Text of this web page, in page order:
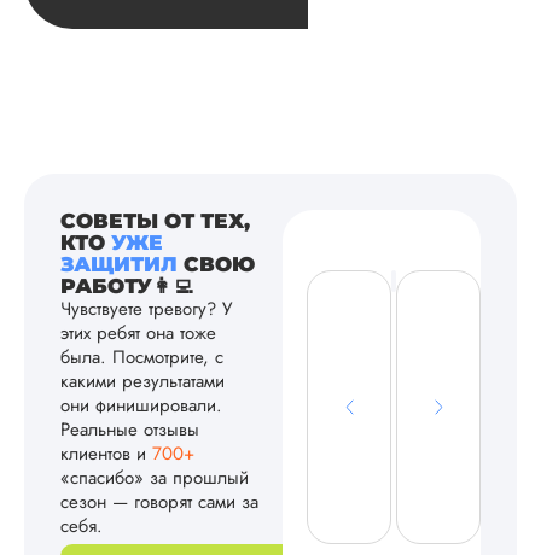
СОВЕТЫ ОТ ТЕХ,
КТО УЖЕ
ЗАЩИТИЛ СВОЮ
РАБОТУ👩‍💻
Чувствуете тревогу? У
этих ребят она тоже
была. Посмотрите, с
какими результатами
они финишировали.
Реальные отзывы
клиентов и 700+
«спасибо» за прошлый
сезон — говорят сами за
себя.